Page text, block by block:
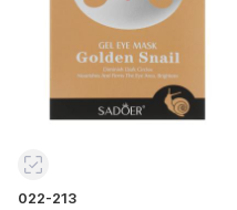
022-213